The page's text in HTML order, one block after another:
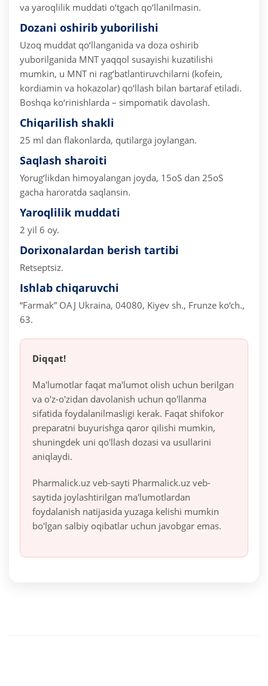
va yaroqlilik muddati o‘tgach qo‘llanilmasin.
Dozani oshirib yuborilishi
Uzoq muddat qo‘llanganida va doza oshirib
yuborilganida MNT yaqqol susayishi kuzatilishi
mumkin, u MNT ni rag‘batlantiruvchilarni (kofein,
kordiamin va hokazolar) qo‘llash bilan bartaraf etiladi.
Boshqa ko‘rinishlarda – simpomatik davolash.
Chiqarilish shakli
25 ml dan flakonlarda, qutilarga joylangan.
Saqlash sharoiti
Yorug‘likdan himoyalangan joyda, 15oS dan 25oS
gacha haroratda saqlansin.
Yaroqlilik muddati
2 yil 6 oy.
Dorixonalardan berish tartibi
Retseptsiz.
Ishlab chiqaruvchi
“Farmak” OAJ Ukraina, 04080, Kiyev sh., Frunze ko‘ch.,
63.
Diqqat!
Ma'lumotlar faqat ma'lumot olish uchun berilgan
va o'z-o'zidan davolanish uchun qo'llanma
sifatida foydalanilmasligi kerak. Faqat shifokor
preparatni buyurishga qaror qilishi mumkin,
shuningdek uni qo'llash dozasi va usullarini
aniqlaydi.
Pharmalick.uz veb-sayti Pharmalick.uz veb-
saytida joylashtirilgan ma'lumotlardan
foydalanish natijasida yuzaga kelishi mumkin
bo'lgan salbiy oqibatlar uchun javobgar emas.